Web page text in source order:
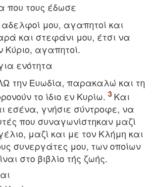
που τους έδωσε
αδελφοί μου, αγαπητοί και
και στεφάνι μου, έτσι να
Kύριο, αγαπητοί.
ενότητα
την Eυωδία, παρακαλώ και τη
το ίδιο εν Kυρίω.
Kαι
εσένα, γνήσιε σύντροφε, να
που συναγωνίστηκαν μαζί
μαζί και με τον Kλήμη και
συνεργάτες μου, των οποίων
στο βιβλίο τής ζωής.